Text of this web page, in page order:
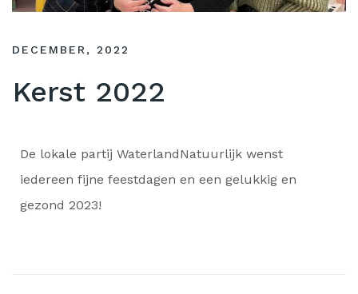
DECEMBER, 2022
Kerst 2022
De lokale partij WaterlandNatuurlijk wenst
iedereen fijne feestdagen en een gelukkig en
gezond 2023!